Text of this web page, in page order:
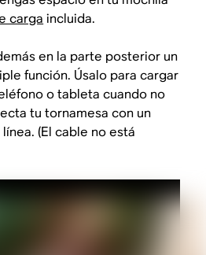
carga incluida.
en la parte posterior un
función. Úsalo para cargar
o tableta cuando no
tu tornamesa con un
(El cable no está